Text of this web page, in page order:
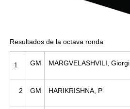
Resultados de la octava ronda
1 GM MARGVELASHVILI, Giorgi
2 GM HARIKRISHNA, P